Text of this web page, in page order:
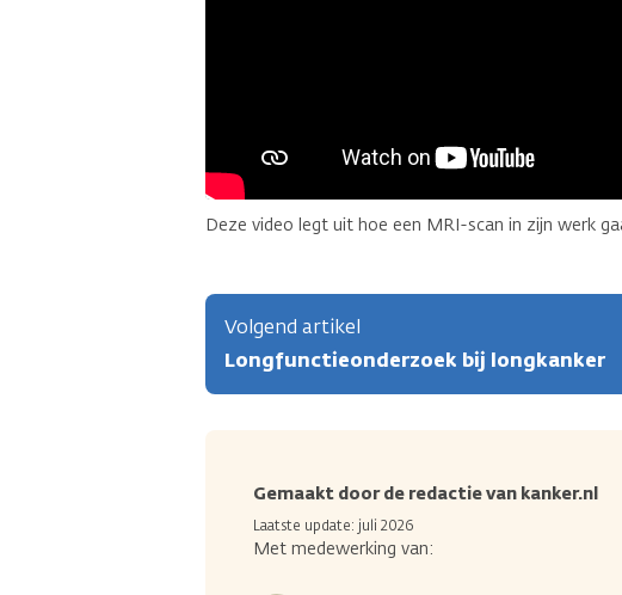
Deze video legt uit hoe een MRI-scan in zijn werk
Volgend artikel
Longfunctieonderzoek bij longkanker
Gemaakt door de redactie van kanker.nl
Laatste update: juli 2026
Met medewerking van: